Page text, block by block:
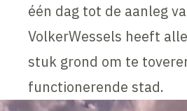
één dag tot de aanleg
VolkerWessels heeft
stuk grond om te
functionerende stad.